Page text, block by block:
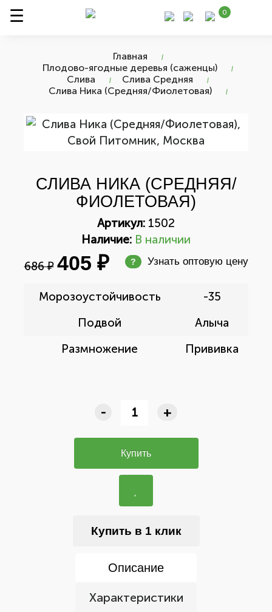
0
Главная
Плодово-ягодные деревья (саженцы)
Слива
Слива Средняя
Слива Ника (Средняя/Фиолетовая)
СЛИВА НИКА (СРЕДНЯЯ/
ФИОЛЕТОВАЯ)
Артикул: 1502
Наличие: В наличии
686 ₽ 405 ₽ ? Узнать оптовую цену
Морозоустойчивость
-35
Подвой
Алыча
Размножение
Прививка
- +
Купить
Купить в 1 клик
Описание
Характеристики